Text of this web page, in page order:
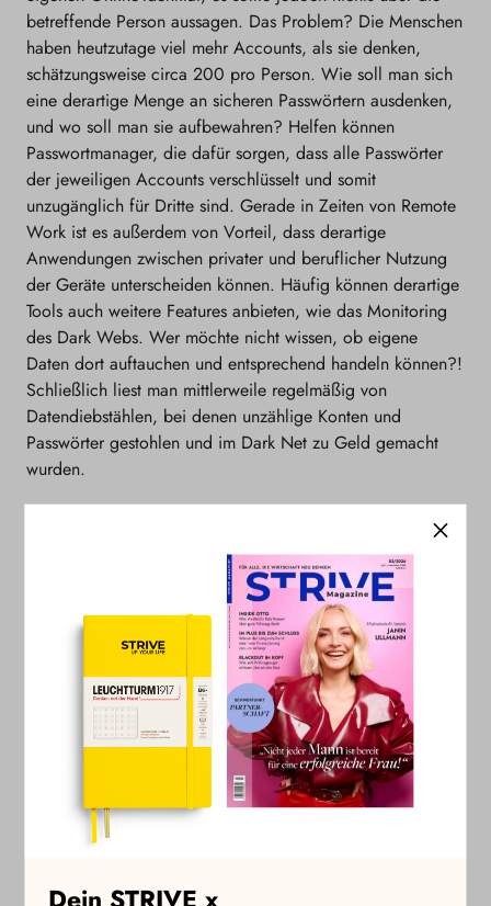
betreffende Person aussagen. Das Problem? Die Menschen
haben heutzutage viel mehr Accounts, als sie denken,
schätzungsweise circa 200 pro Person. Wie soll man sich
eine derartige Menge an sicheren Passwörtern ausdenken,
und wo soll man sie aufbewahren? Helfen können
Passwortmanager, die dafür sorgen, dass alle Passwörter
der jeweiligen Accounts verschlüsselt und somit
unzugänglich für Dritte sind. Gerade in Zeiten von Remote
Work ist es außerdem von Vorteil, dass derartige
Anwendungen zwischen privater und beruflicher Nutzung
der Geräte unterscheiden können. Häufig können derartige
Tools auch weitere Features anbieten, wie das Monitoring
des Dark Webs. Wer möchte nicht wissen, ob eigene
Daten dort auftauchen und entsprechend handeln können?!
Schließlich liest man mittlerweile regelmäßig von
Datendiebstählen, bei denen unzählige Konten und
Passwörter gestohlen und im Dark Net zu Geld gemacht
wurden.
uns überall im Internet verteilt sind, ist beängstigend. Doch
Nutzer:innen können sich aktiv dagegen wehren. Dazu
gehören zwei wichtige Erkenntnisse: Zuerst einmal ist man
oft nicht selbst daran schuld, dass die eigenen Daten
missbraucht werden. Denn über die Nutzung der Daten
wird nur selten oder sehr versteckt aufgeklärt, da dies nicht
unbedingt im besten Interesse der Unternehmen ist. Dazu
kommt: User:innen haben definitiv mehr rechtliche Macht,
als sie glauben – und vor allem mehr, als die Netzgiganten
Privatpersonen glauben lassen möchten. Über all dem steht
jedoch das eigene Bewusstsein, wie man sich im Internet